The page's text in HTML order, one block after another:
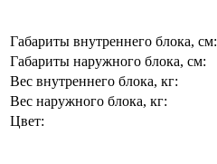
Габариты внутреннего блока, см:
Габариты наружного блока, см:
Вес внутреннего блока, кг:
Вес наружного блока, кг:
Цвет: